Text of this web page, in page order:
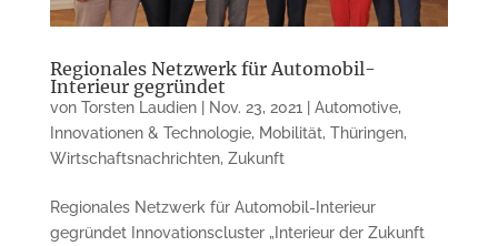
Regionales Netzwerk für Automobil-
Interieur gegründet
von Torsten Laudien| Nov. 23, 2021 | Automotive,
Innovationen & Technologie, Mobilität, Thüringen,
Wirtschaftsnachrichten, Zukunft
Regionales Netzwerk für Automobil-Interieur
gegründet Innovationscluster „Interieur der Zukunft